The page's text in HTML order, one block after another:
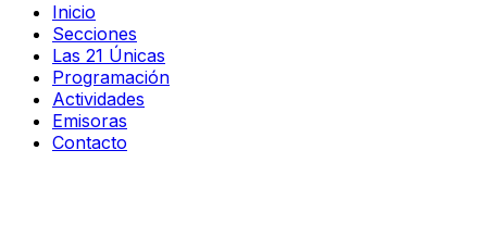
Inicio
Secciones
Las 21 Únicas
Programación
Actividades
Emisoras
Contacto